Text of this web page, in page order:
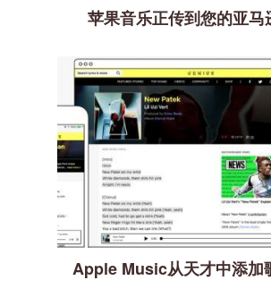
苹果音乐正传到您的亚马
Apple Music从天才中添加